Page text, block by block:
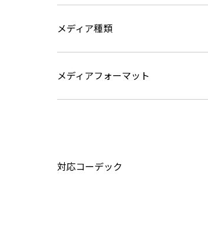
メディア種類
メディアフォーマット
対応コーデック